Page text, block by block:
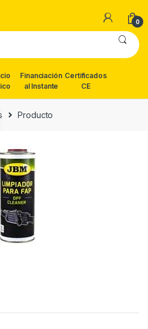
0
Financiación
al Instante
Certificados
CE
Producto